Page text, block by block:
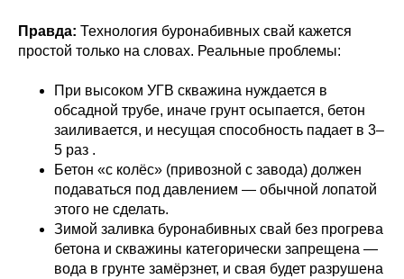
Правда: Технология буронабивных свай кажется
простой только на словах. Реальные проблемы:
При высоком УГВ скважина нуждается в
обсадной трубе, иначе грунт осыпается, бетон
заиливается, и несущая способность падает в 3–
5 раз .
Бетон «с колёс» (привозной с завода) должен
подаваться под давлением — обычной лопатой
этого не сделать.
Зимой заливка буронабивных свай без прогрева
бетона и скважины категорически запрещена —
вода в грунте замёрзнет, и свая будет разрушена